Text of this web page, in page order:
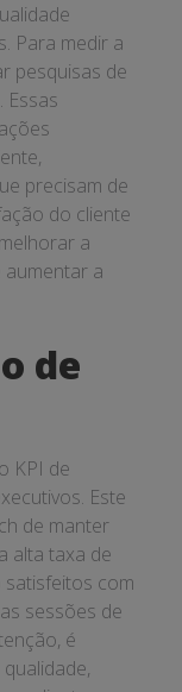
Para medir a
pesquisas de
Essas
precisam de
do cliente
a
aumentar a
de
KPI de
Este
de manter
alta taxa de
com
sessões de
é